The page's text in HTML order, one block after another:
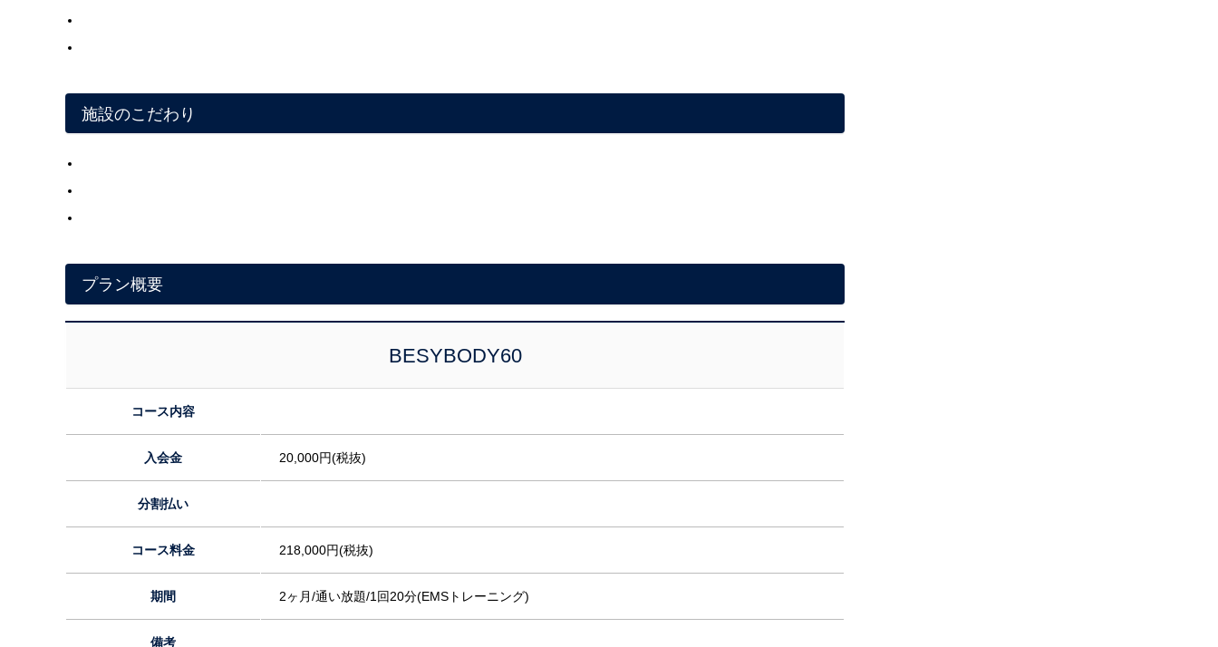
施設のこだわり
プラン概要
BESYBODY60
コース内容
入会金 20,000円(税抜)
分割払い
コース料金 218,000円(税抜)
期間 2ヶ月/通い放題/1回20分(EMSトレーニング)
備考